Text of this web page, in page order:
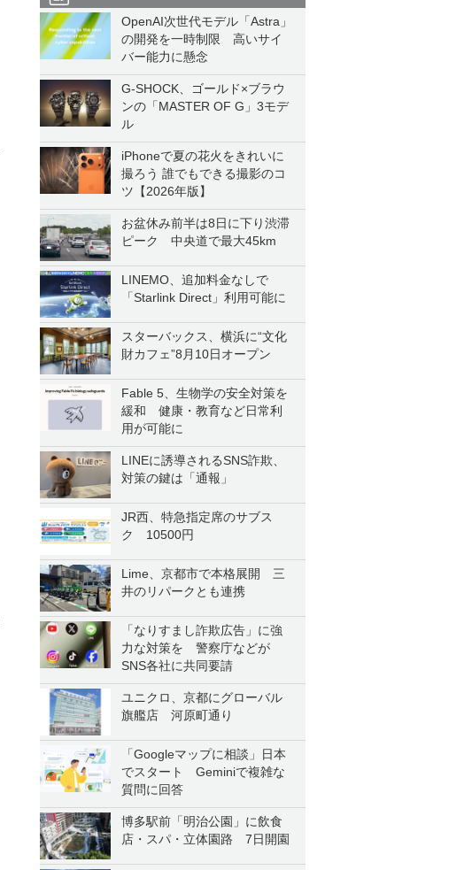
OpenAI次世代モデル「Astra」
の開発を一時制限 高いサイ
バー能力に懸念
G-SHOCK、ゴールド×ブラウ
ンの「MASTER OF G」3モデ
ル
iPhoneで夏の花火をきれいに
撮ろう 誰でもできる撮影のコ
ツ【2026年版】
お盆休み前半は8日に下り渋滞
ピーク 中央道で最大45km
LINEMO、追加料金なしで
「Starlink Direct」利用可能に
スターバックス、横浜に“文化
財カフェ”8月10日オープン
Fable 5、生物学の安全対策を
緩和 健康・教育など日常利
用が可能に
LINEに誘導されるSNS詐欺、
対策の鍵は「通報」
JR西、特急指定席のサブス
ク 10500円
Lime、京都市で本格展開 三
井のリパークとも連携
「なりすまし詐欺広告」に強
力な対策を 警察庁などが
SNS各社に共同要請
ユニクロ、京都にグローバル
旗艦店 河原町通り
「Googleマップに相談」日本
でスタート Geminiで複雑な
質問に回答
博多駅前「明治公園」に飲食
店・スパ・立体園路 7日開園